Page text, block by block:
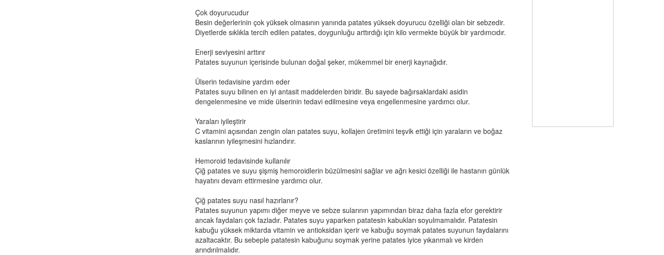
Çok doyurucudur
Besin değerlerinin çok yüksek olmasının yanında patates yüksek doyurucu özelliği olan bir sebzedir.
Diyetlerde sıklıkla tercih edilen patates, doygunluğu arttırdığı için kilo vermekte büyük bir yardımcıdır.
Enerji seviyesini arttırır
Patates suyunun içerisinde bulunan doğal şeker, mükemmel bir enerji kaynağıdır.
Ülserin tedavisine yardım eder
Patates suyu bilinen en iyi antasit maddelerden biridir. Bu sayede bağırsaklardaki asidin
dengelenmesine ve mide ülserinin tedavi edilmesine veya engellenmesine yardımcı olur.
Yaraları iyileştirir
C vitamini açısından zengin olan patates suyu, kollajen üretimini teşvik ettiği için yaraların ve boğaz
kaslarının iyileşmesini hızlandırır.
Hemoroid tedavisinde kullanılır
Çiğ patates ve suyu şişmiş hemoroidlerin büzülmesini sağlar ve ağrı kesici özelliği ile hastanın günlük
hayatını devam ettirmesine yardımcı olur.
Çiğ patates suyu nasıl hazırlanır?
Patates suyunun yapımı diğer meyve ve sebze sularının yapımından biraz daha fazla efor gerektirir
ancak faydaları çok fazladır. Patates suyu yaparken patatesin kabukları soyulmamalıdır. Patatesin
kabuğu yüksek miktarda vitamin ve antioksidan içerir ve kabuğu soymak patates suyunun faydalarını
azaltacaktır. Bu sebeple patatesin kabuğunu soymak yerine patates iyice yıkanmalı ve kirden
arındırılmalıdır.